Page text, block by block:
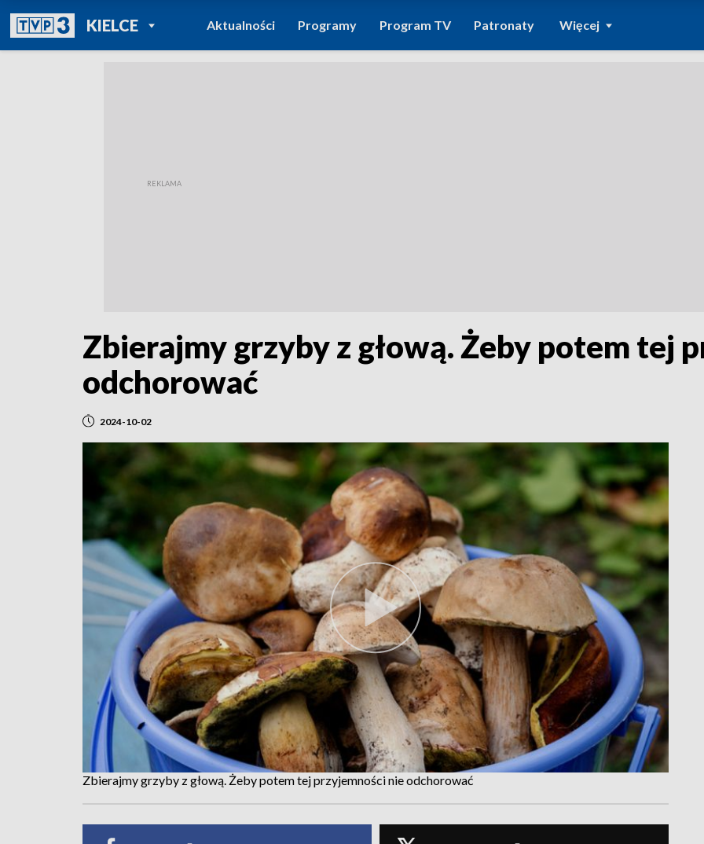
KIELCEPOWRÓT DO
TVP REGIONY
Aktualności Programy Program TV Patronaty Więcej
Zbierajmy grzyby z głową. Żeby potem tej
odchorować
2024-10-02
Zbierajmy grzyby z głową. Żeby potem tej przyjemności nie odchorować